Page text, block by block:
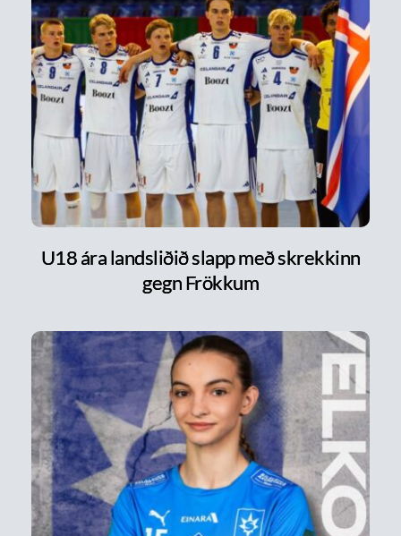
U18 ára landsliðið slapp með skrekkinn
gegn Frökkum